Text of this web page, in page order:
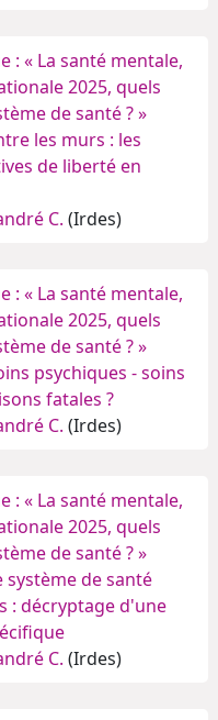
: « La santé mentale,
2025, quels
de santé ? »
les murs : les
de liberté en
C. (Irdes)
: « La santé mentale,
2025, quels
de santé ? »
psychiques - soins
fatales ?
C. (Irdes)
: « La santé mentale,
2025, quels
de santé ? »
système de santé
: décryptage d'une
C. (Irdes)